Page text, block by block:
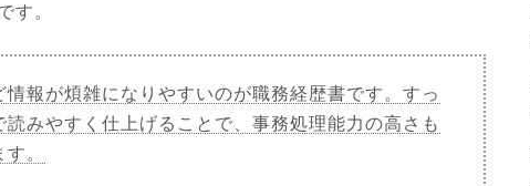
す。
報が煩雑になりやすいのが職務経歴書です。すっ
読みやすく仕上げることで、事務処理能力の高さも
。